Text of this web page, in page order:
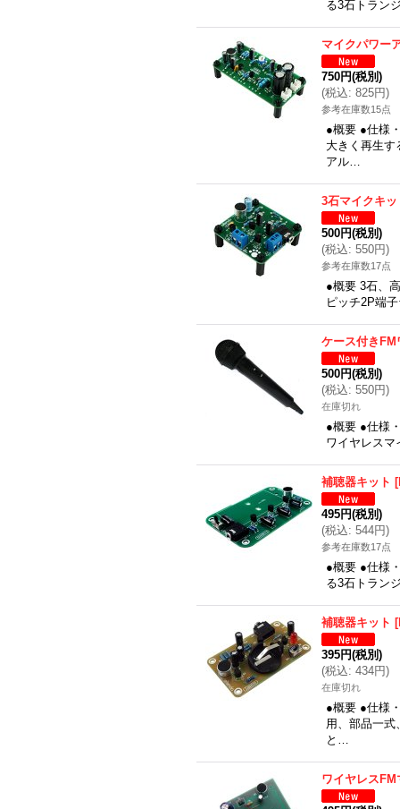
る3石トラン
マイクパワー
750円(税別)
(税込: 825円)
参考在庫数15点
●概要 ●仕様
大きく再生す
アル…
3石マイクキッ
500円(税別)
(税込: 550円)
参考在庫数17点
●概要 3石、
ピッチ2P端
ケース付きFM
500円(税別)
(税込: 550円)
在庫切れ
●概要 ●仕様
ワイヤレス
補聴器キット [
495円(税別)
(税込: 544円)
参考在庫数17点
●概要 ●仕様
る3石トラン
補聴器キット [
395円(税別)
(税込: 434円)
在庫切れ
●概要 ●仕様
用、部品一式
と…
ワイヤレスFM